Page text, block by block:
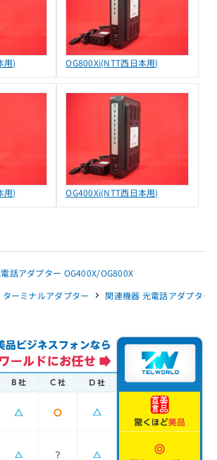
用) OG800Xi(NTT西日本用)
用) OG400Xi(NTT西日本用)
話アダプター OG400X/OG800X
ーミナルアダプター 関連機器 光電話アダプター